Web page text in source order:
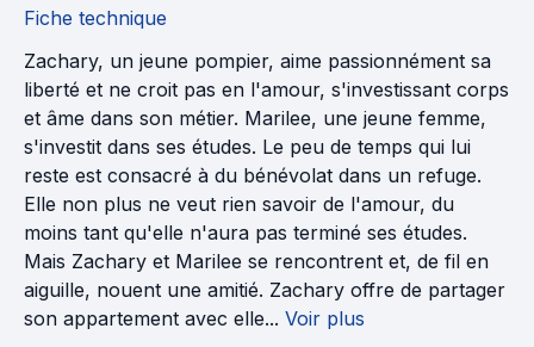
Fiche technique
Zachary, un jeune pompier, aime passionnément sa
liberté et ne croit pas en l'amour, s'investissant corps
et âme dans son métier. Marilee, une jeune femme,
s'investit dans ses études. Le peu de temps qui lui
reste est consacré à du bénévolat dans un refuge.
Elle non plus ne veut rien savoir de l'amour, du
moins tant qu'elle n'aura pas terminé ses études.
Mais Zachary et Marilee se rencontrent et, de fil en
aiguille, nouent une amitié. Zachary offre de partager
son appartement avec elle... Voir plus